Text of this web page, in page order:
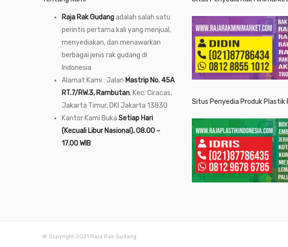
Raja Rak Gudangadalah salah satu
perintis pertama kali yang menjual,
menyediakan, dan menawarkan
berbagai jenis rak gudang di
Indonesia
Alamat Kami : Jalan Mastrip No. 45A
RT.7/RW.3, Rambutan, Kec. Ciracas,
Jakarta Timur, DKI Jakarta 13830
Kantor Kami Buka Setiap Hari
(Kecuali Libur Nasional), 08.00 –
17.00 WIB
Situs Penyedia Produk Plastik
© Copyright 2021 Raja Rak Gudang